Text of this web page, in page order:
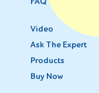
Video
Ask The Expert
Products
Buy Now